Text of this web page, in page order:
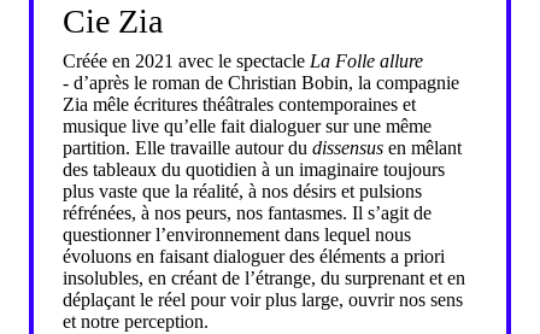
Cie Zia
Créée en 2021 avec le spectacle La Folle allure
- d’après le roman de Christian Bobin, la compagnie
Zia mêle écritures théâtrales contemporaines et
musique live qu’elle fait dialoguer sur une même
partition. Elle travaille autour du dissensus en mêlant
des tableaux du quotidien à un imaginaire toujours
plus vaste que la réalité, à nos désirs et pulsions
réfrénées, à nos peurs, nos fantasmes. Il s’agit de
questionner l’environnement dans lequel nous
évoluons en faisant dialoguer des éléments a priori
insolubles, en créant de l’étrange, du surprenant et en
déplaçant le réel pour voir plus large, ouvrir nos sens
et notre perception.